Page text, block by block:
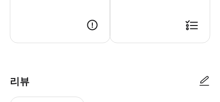
리뷰